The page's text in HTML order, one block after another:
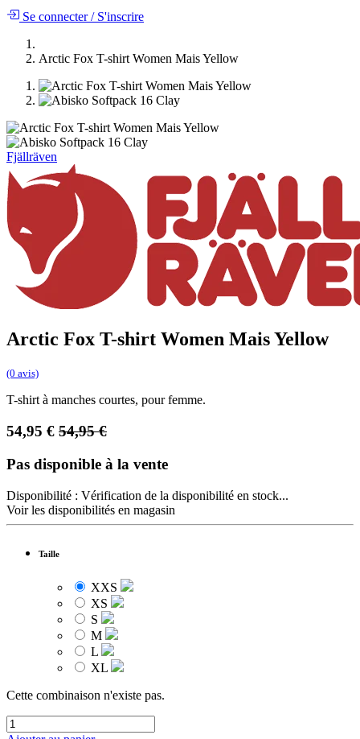
Se connecter/S'inscrire
Arctic Fox T-shirt Women Mais Yellow
Fjällräven
Arctic Fox T-shirt Women Mais Yellow
(0 avis)
T-shirt à manches courtes, pour femme.
54,95 € 54,95€
Pas disponible à la vente
Disponibilité : Vérification de la disponibilité en stock...
Voir les disponibilités en magasin
Taille
XXS
XS
S
M
L
XL
Cette combinaison n'existe pas.